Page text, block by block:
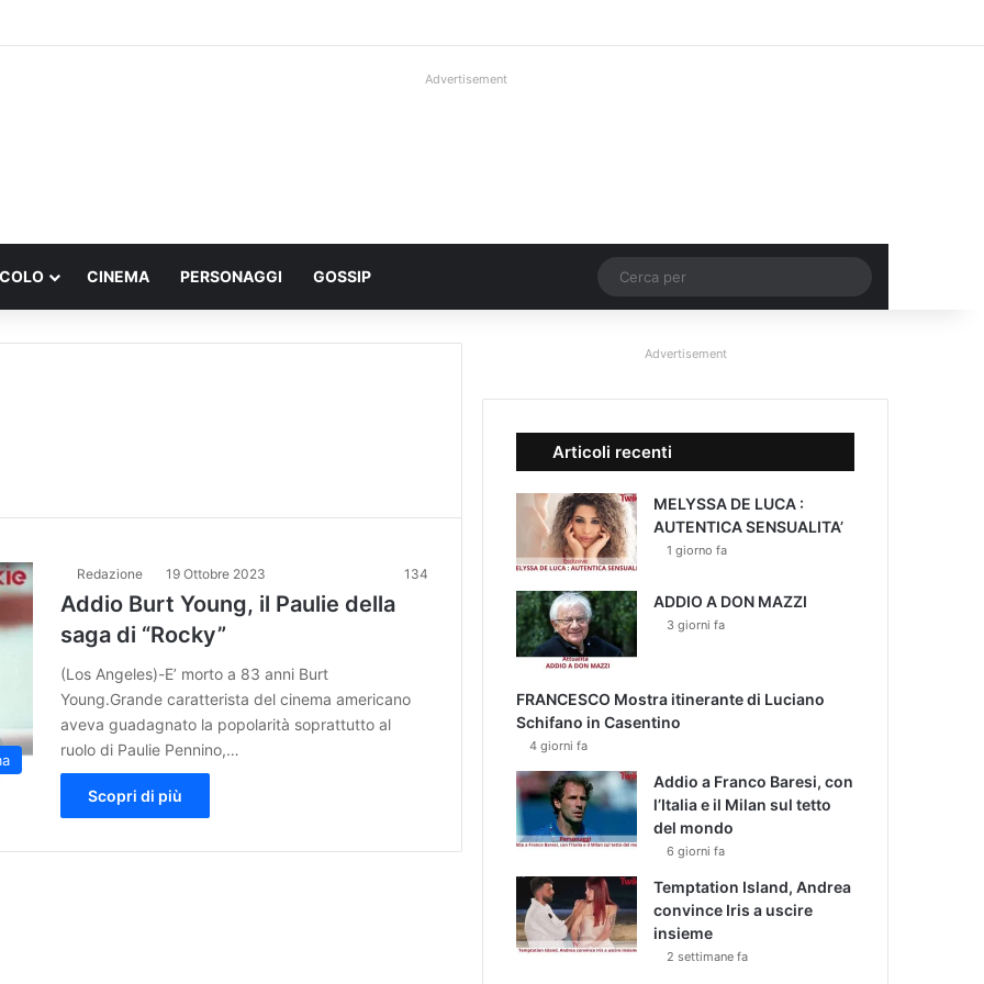
Advertisement
CINEMA PERSONAGGI GOSSIP Un articolo a caso
per
Redazione 19 Ottobre 2023 134
Addio Burt Young, il Paulie della
saga di “Rocky”
(Los Angeles)-E’ morto a 83 anni Burt
Young.Grande caratterista del cinema americano
aveva guadagnato la popolarità soprattutto al
ruolo di Paulie Pennino,…
Scopri di più
Advertisement
Articoli recenti
MELYSSA DE LUCA :
AUTENTICA SENSUALITA’
1 giorno fa
ADDIO A DON MAZZI
3 giorni fa
FRANCESCO Mostra itinerante di Luciano
Schifano in Casentino
4 giorni fa
Addio a Franco Baresi, con
l’Italia e il Milan sul tetto
del mondo
6 giorni fa
Temptation Island, Andrea
convince Iris a uscire
insieme
2 settimane fa